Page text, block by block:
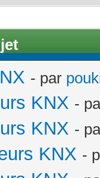
- par
KNX -
KNX -
KNX -